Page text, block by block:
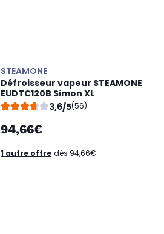
STEAMONE
Défroisseur vapeur STEAMONE
EUDTC120B Simon XL
3,6/5(56)
94,66€
1 autre offre dès 94,66€